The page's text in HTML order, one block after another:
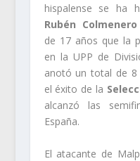
hispalense se ha
Rubén Colmenero
de 17 años que la
en la UPP de
anotó un total de 8
el éxito de la
alcanzó las
España.
El atacante de